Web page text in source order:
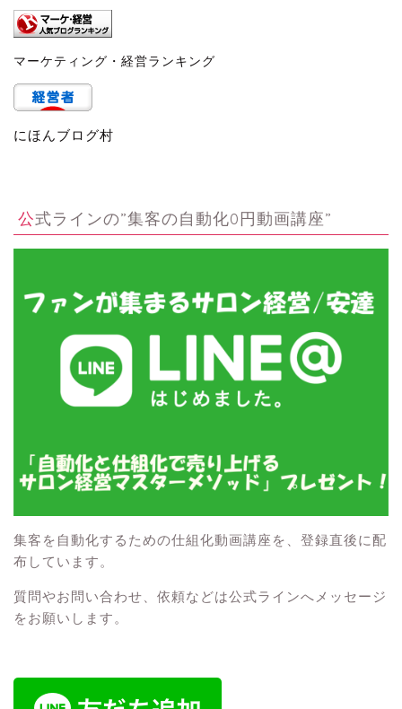
マーケティング・経営ランキング
にほんブログ村
公式ラインの”集客の自動化0円動画講座”
集客を自動化するための仕組化動画講座を、登録直後に配
布しています。
質問やお問い合わせ、依頼などは公式ラインへメッセージ
をお願いします。